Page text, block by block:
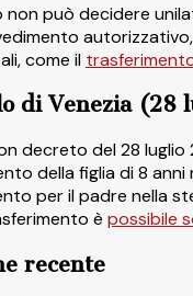
può decidere
come il
di Venezia (28
decreto del 28
della figlia di 8
per il padre nella
è possibile
recente